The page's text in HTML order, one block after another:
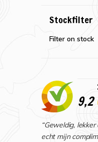
Stockfilter
Filter on stock
9,2
“Geweldig,
echt mijn